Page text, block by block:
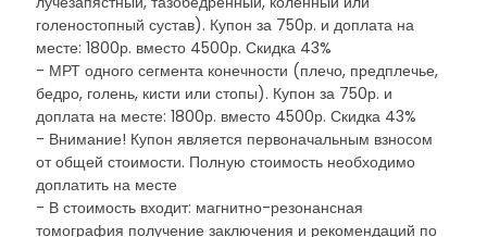
голеностопный сустав). Купон за 750р. и доплата на
месте: 1800р. вместо 4500р. Скидка 43%
- МРТ одного сегмента конечности (плечо, предплечье,
бедро, голень, кисти или стопы). Купон за 750р. и
доплата на месте: 1800р. вместо 4500р. Скидка 43%
- Внимание! Купон является первоначальным взносом
от общей стоимости. Полную стоимость необходимо
доплатить на месте
- В стоимость входит: магнитно-резонансная
томография получение заключения и рекомендаций по